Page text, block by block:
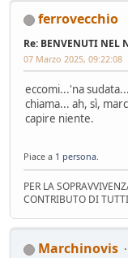
ferrovecchio
Re: BENVENUTI NEL
07 Marzo 2025, 09:22:08
eccomi...'na
chiama... ah, sì,
capire niente.
Piace a 1 persona
PER LA
CONTRIBUTO DI
Marchinovis